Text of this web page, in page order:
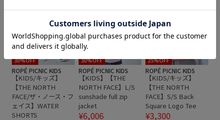
30%OFF
ROPÉ PICNIC KIDS
【KIDS/キッズ】
【THE NORTH
FACE/ザ・ノース・フ
ェイス】WATER
SHORTS
30%OFF
ROPÉ PICNIC KIDS
【KIDS】【THE
NORTH FACE】L/S
sunshade full zip
jacket
¥6,006
25%OFF
ROPÉ PICNIC KIDS
【KIDS/キッズ】
【THE NORTH
FACE】S/S Back
Square Logo Tee
¥3,300